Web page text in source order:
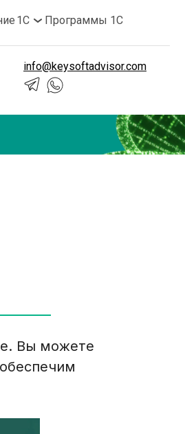
1С Программы 1С
info@keysoftadvisor.com
Вы можете